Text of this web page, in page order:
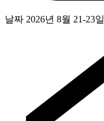
날짜 2026년 8월 21-23일